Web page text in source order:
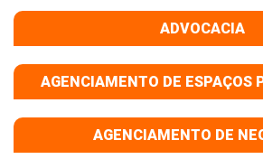
ADVOCACIA
AGENCIAMENTO DE ESPAÇOS
AGENCIAMENTO DE